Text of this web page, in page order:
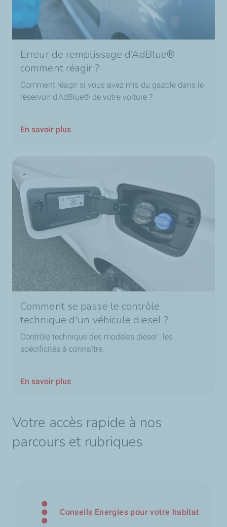
Erreur de remplissage d’AdBlue® :
comment réagir ?
Comment réagir si vous avez mis du gazole dans le
réservoir d’AdBlue® de votre voiture ?
En savoir plus
Comment se passe le contrôle
technique d'un véhicule diesel ?
Contrôle technique des modèles diesel : les
spécificités à connaître.
En savoir plus
Votre accès rapide à nos
parcours et rubriques
Conseils Energies pour votre habitat